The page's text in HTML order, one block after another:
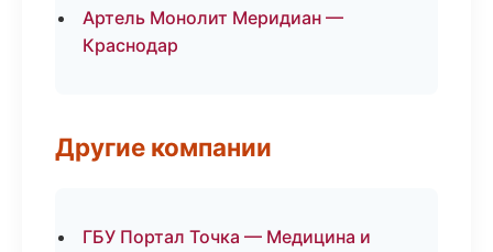
Артель Монолит Меридиан —
Краснодар
Другие компании
ГБУ Портал Точка — Медицина и